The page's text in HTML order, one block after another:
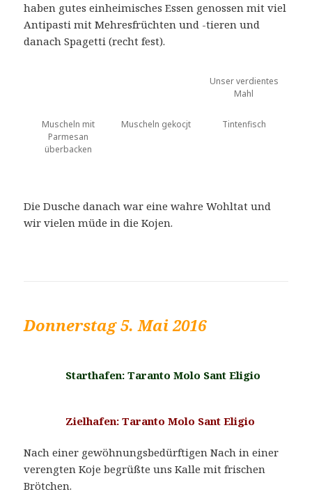
haben gutes einheimisches Essen genossen mit viel
Antipasti mit Mehresfrüchten und -tieren und
danach Spagetti (recht fest).
Unser verdientes
Mahl
Muscheln mit
Parmesan
überbacken
Muscheln gekocjt Tintenfisch
Die Dusche danach war eine wahre Wohltat und
wir vielen müde in die Kojen.
Donnerstag 5. Mai 2016
Starthafen: Taranto Molo Sant Eligio
Zielhafen: Taranto Molo Sant Eligio
Nach einer gewöhnungsbedürftigen Nach in einer
verengten Koje begrüßte uns Kalle mit frischen
Brötchen.